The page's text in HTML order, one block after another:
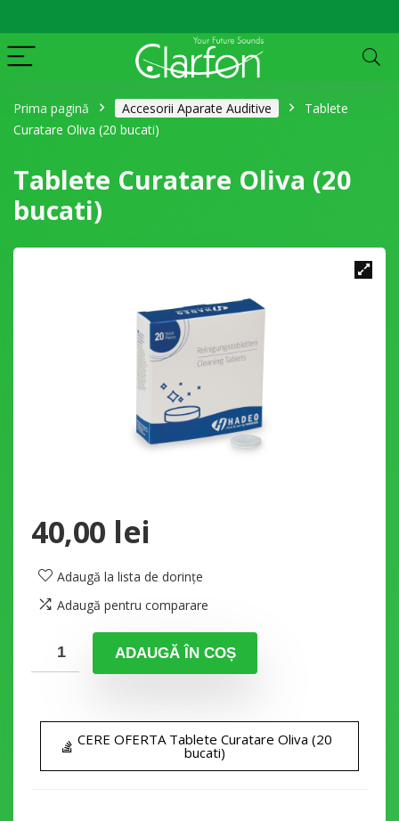
Prima pagină Accesorii Aparate Auditive
Tablete
Curatare Oliva (20 bucati)
Tablete Curatare Oliva (20
bucati)
40,00 lei
Adaugă la lista de dorințe
Adaugă pentru comparare
ADAUGĂ ÎN COȘ
CERE OFERTA Tablete Curatare Oliva (20
bucati)